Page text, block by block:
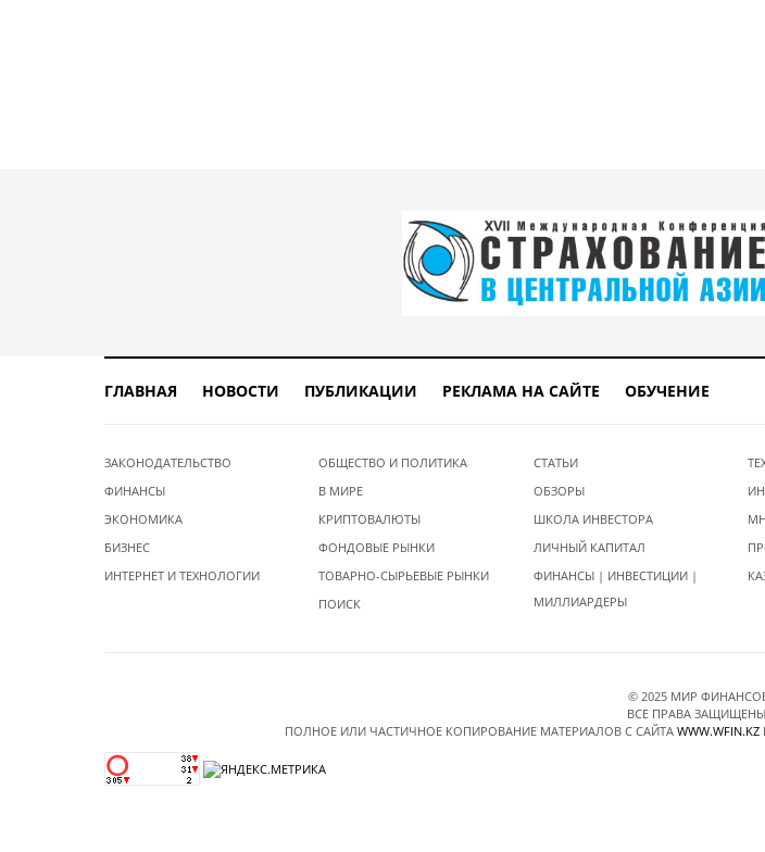
ГЛАВНАЯ НОВОСТИ ПУБЛИКАЦИИ РЕКЛАМА НА САЙТЕ ОБУЧЕНИЕ
ЗАКОНОДАТЕЛЬСТВО
ФИНАНСЫ
ЭКОНОМИКА
БИЗНЕС
ИНТЕРНЕТ И ТЕХНОЛОГИИ
ОБЩЕСТВО И ПОЛИТИКА
В МИРЕ
КРИПТОВАЛЮТЫ
ФОНДОВЫЕ РЫНКИ
ТОВАРНО-СЫРЬЕВЫЕ РЫНКИ
ПОИСК
СТАТЬИ
ОБЗОРЫ
ШКОЛА ИНВЕСТОРА
ЛИЧНЫЙ КАПИТАЛ
ФИНАНСЫ | ИНВЕСТИЦИИ |
МИЛЛИАРДЕРЫ
© 2025 МИР ФИНАНСОВ
ВСЕ ПРАВА
ПОЛНОЕ ИЛИ ЧАСТИЧНОЕ КОПИРОВАНИЕ МАТЕРИАЛОВ C САЙТА WWW.WFIN.KZ